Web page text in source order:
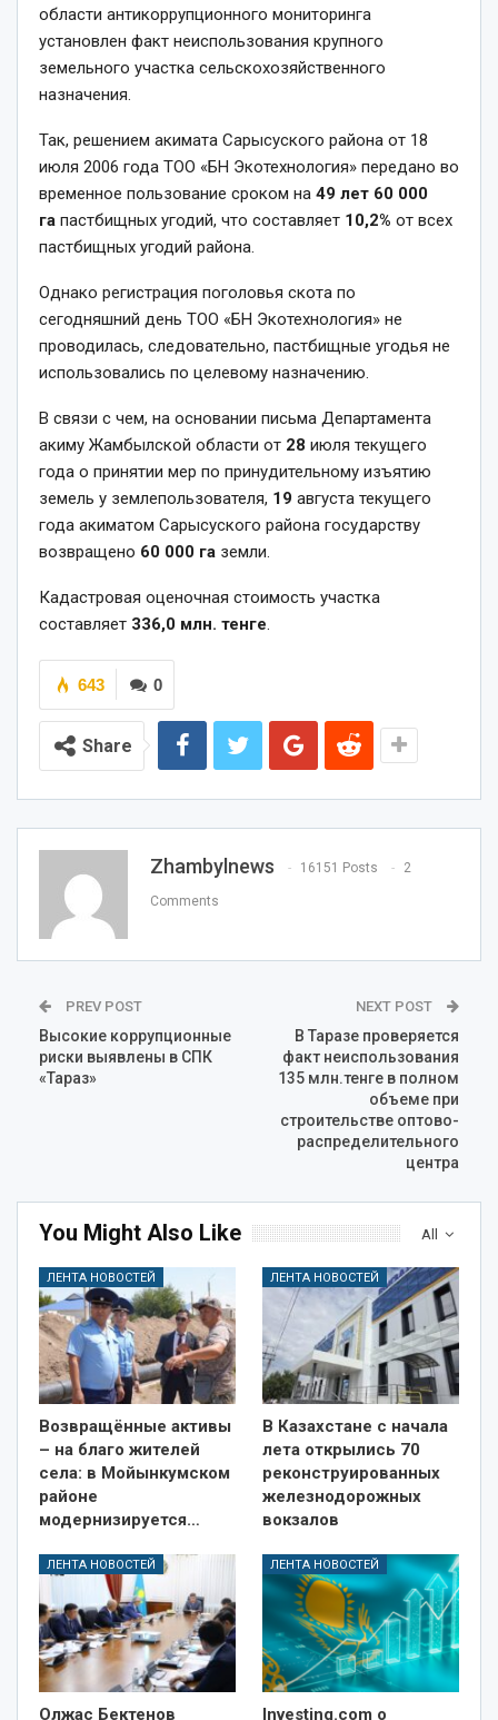
области антикоррупционного мониторинга
установлен факт неиспользования крупного
земельного участка сельскохозяйственного
назначения.
Так, решением акимата Сарысуского района от 18
июля 2006 года ТОО «БН Экотехнология» передано во
временное пользование сроком на 49 лет 60 000
га пастбищных угодий, что составляет 10,2% от всех
пастбищных угодий района.
Однако регистрация поголовья скота по
сегодняшний день ТОО «БН Экотехнология» не
проводилась, следовательно, пастбищные угодья не
использовались по целевому назначению.
В связи с чем, на основании письма Департамента
акиму Жамбылской области от 28 июля текущего
года о принятии мер по принудительному изъятию
земель у землепользователя, 19 августа текущего
года акиматом Сарысуского района государству
возвращено 60 000 га земли.
Кадастровая оценочная стоимость участка
составляет 336,0 млн. тенге
0
643
Share
Zhambylnews 16151 Posts 2
Comments
PREV POST
Высокие коррупционные
риски выявлены в СПК
«Тараз»
NEXT POST
В Таразе проверяется
факт неиспользования
135 млн.тенге в полном
объеме при
строительстве оптово-
распределительного
центра
All
You Might Also Like
ЛЕНТА НОВОСТЕЙ
Возвращённые активы
– на благо жителей
села: в Мойынкумском
районе
модернизируется…
ЛЕНТА НОВОСТЕЙ
В Казахстане с начала
лета открылись 70
реконструированных
железнодорожных
вокзалов
ЛЕНТА НОВОСТЕЙ
Олжас Бектенов
ЛЕНТА НОВОСТЕЙ
Investing.com о